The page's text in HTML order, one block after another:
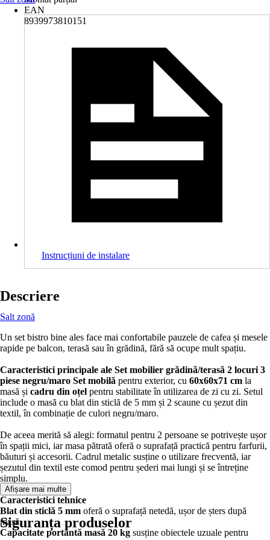
EAN
8939973810151
Instrucțiuni de instalare
Descriere
Salt zonă
Un set bistro bine ales face mai confortabile pauzele de cafea și mesele
rapide pe balcon, terasă sau în grădină, fără să ocupe mult spațiu.
Caracteristici principale ale Set mobilier grădină/terasă 2 locuri 3
piese negru/maro Set mobilă pentru exterior, cu 60x60x71 cm la
masă și cadru din oțel pentru stabilitate în utilizarea de zi cu zi. Setul
include o masă cu blat din sticlă de 5 mm și 2 scaune cu șezut din
textil, în combinație de culori negru/maro.
De aceea merită să alegi: formatul pentru 2 persoane se potrivește ușor
în spații mici, iar masa pătrată oferă o suprafață practică pentru farfurii,
băuturi și accesorii. Cadrul metalic susține o utilizare frecventă, iar
șezutul din textil este comod pentru șederi mai lungi și se întreține
simplu.
Caracteristici tehnice
Blat din sticlă 5 mm oferă o suprafață netedă, ușor de șters după
masă.
Capacitate portantă masă 20 kg susține obiectele uzuale pentru
Afișare mai multe
Siguranța produselor